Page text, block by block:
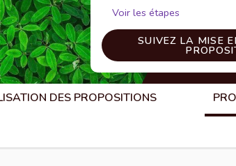
Voir les étapes
SUIVEZ LA MISE
DES PROPOSITIONS